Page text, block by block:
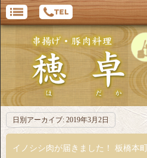
日別アーカイブ: 2019年3月2日
イノシシ肉が届きました！ 板橋本